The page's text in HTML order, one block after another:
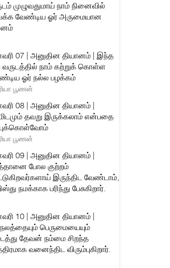
முழுவதுமாய் நாம் நினைவில்
வேண்டிய ஓர் அருமையான
07 | அனுதின தியானம் | இந்த
வருடத்தில் நாம் கற்றுக் கொள்ள
ஓர் நல்ல பழக்கம்
பூணன்
08 | அனுதின தியானம் |
தவறு இருக்கலாம் என்பதை
பூணன்
09 | அனுதின தியானம் |
போல குற்றம்
இருந்திட வேண்டாம்,
நமக்காக பரிந்து பேசுகிறார்.
10 | அனுதின தியானம் |
பெருமையையும்
தேவன் நம்மை சிறந்த
வனைந்திட விரும்புகிறார்.